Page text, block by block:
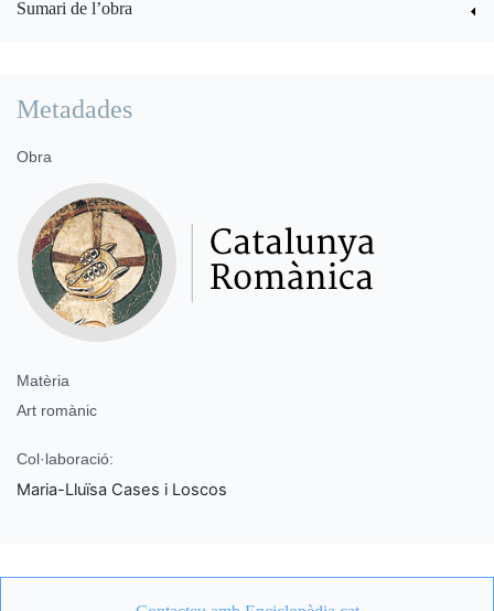
Sumari de l’obra
Metadades
Obra
Matèria
Art romànic
Col·laboració:
Maria-Lluïsa Cases i Loscos